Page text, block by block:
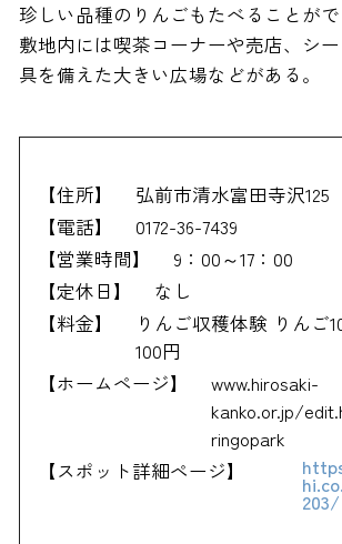
珍しい品種のりんごもたべることがで
敷地内には喫茶コーナーや売店、シ
具を備えた大きい広場などがある。
【住所】
弘前市清水富田寺沢125
【電話】
0172-36-7439
【営業時間】
9：00～17：00
【定休日】
なし
【料金】
りんご収穫体験 りんご
100円
【ホームページ】
www.hirosaki-
kanko.or.jp/
ringopark
【スポット詳細ページ】
203/